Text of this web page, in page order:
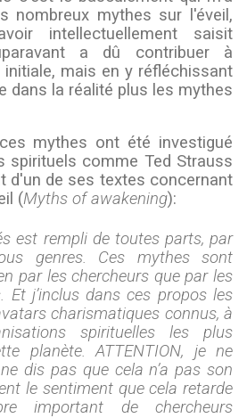
nombreux mythes sur l'éveil,
intellectuellement saisit
a dû contribuer à
mais en y réfléchissant
dans la réalité plus les mythes
mythes ont été investigué
spirituels comme Ted Strauss
d'un de ses textes concernant
(Myths of awakening):
est rempli de toutes parts, par
genres. Ces mythes sont
par les chercheurs que par les
Et j’inclus dans ces propos les
charismatiques connus, à
spirituelles lesplus
planète. ATTENTION, je ne
dis pas que cela n’a pas son
le sentiment que cela retarde
important de chercheurs